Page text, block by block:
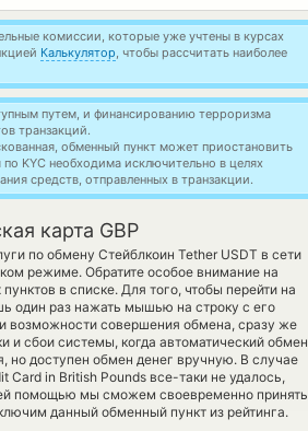
комиссии, которые уже учтены в курсах
Калькулятор, чтобы рассчитать наиболее
путем, и финансированию терроризма
транзакций.
обменный пункт может приостановить
KYC необходима исключительно в целях
средств, отправленных в транзакции.
карта GBP
по обмену Стейблкоин Tether USDT в сети
режиме. Обратите особое внимание на
в списке. Для того, чтобы перейти на
один раз нажать мышью на строку с его
возможности совершения обмена, сразу же
и сбои системы, когда автоматический обмен
но доступен обмен денег вручную. В случае
Card in British Pounds все-таки не удалось,
помощью мы сможем своевременно принять
данный обменный пункт из рейтинга.